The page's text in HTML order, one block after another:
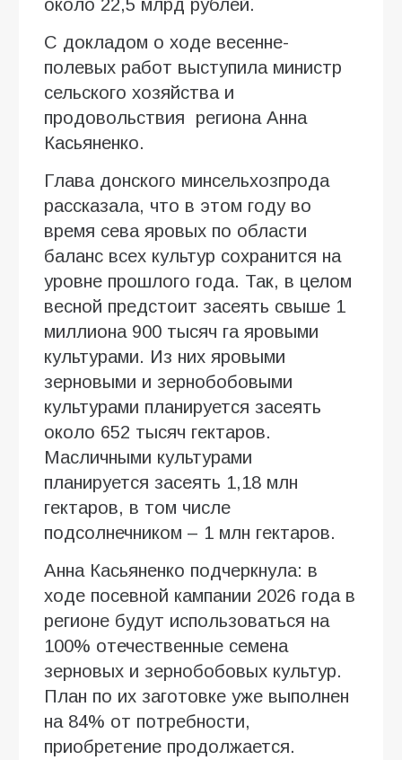
около 22,5 млрд рублей.
С докладом о ходе весенне-
полевых работ выступила министр
сельского хозяйства и
продовольствия региона Анна
Касьяненко.
Глава донского минсельхозпрода
рассказала, что в этом году во
время сева яровых по области
баланс всех культур сохранится на
уровне прошлого года. Так, в целом
весной предстоит засеять свыше 1
миллиона 900 тысяч га яровыми
культурами. Из них яровыми
зерновыми и зернобобовыми
культурами планируется засеять
около 652 тысяч гектаров.
Масличными культурами
планируется засеять 1,18 млн
гектаров, в том числе
подсолнечником – 1 млн гектаров.
Анна Касьяненко подчеркнула: в
ходе посевной кампании 2026 года в
регионе будут использоваться на
100% отечественные семена
зерновых и зернобобовых культур.
План по их заготовке уже выполнен
на 84% от потребности,
приобретение продолжается.